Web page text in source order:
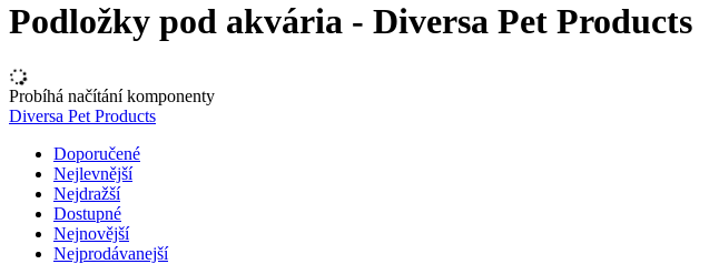
Podložky pod akvária - Diversa Pet Products
Probíhá načítání komponenty
Diversa Pet Products
Doporučené
Nejlevnější
Nejdražší
Dostupné
Nejnovější
Nejprodávanejší